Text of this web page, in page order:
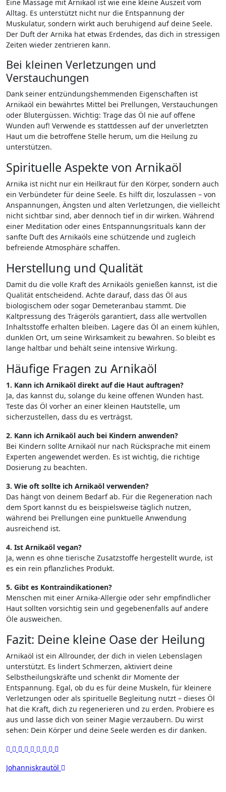
Eine Massage mit Arnikaöl ist wie eine kleine Auszeit vom
Alltag. Es unterstützt nicht nur die Entspannung der
Muskulatur, sondern wirkt auch beruhigend auf deine Seele.
Der Duft der Arnika hat etwas Erdendes, das dich in stressigen
Zeiten wieder zentrieren kann.
Bei kleinen Verletzungen und
Verstauchungen
Dank seiner entzündungshemmenden Eigenschaften ist
Arnikaöl ein bewährtes Mittel bei Prellungen, Verstauchungen
oder Blutergüssen. Wichtig: Trage das Öl nie auf offene
Wunden auf! Verwende es stattdessen auf der unverletzten
Haut um die betroffene Stelle herum, um die Heilung zu
unterstützen.
Spirituelle Aspekte von Arnikaöl
Arnika ist nicht nur ein Heilkraut für den Körper, sondern auch
ein Verbündeter für deine Seele. Es hilft dir, loszulassen – von
Anspannungen, Ängsten und alten Verletzungen, die vielleicht
nicht sichtbar sind, aber dennoch tief in dir wirken. Während
einer Meditation oder eines Entspannungsrituals kann der
sanfte Duft des Arnikaöls eine schützende und zugleich
befreiende Atmosphäre schaffen.
Herstellung und Qualität
Damit du die volle Kraft des Arnikaöls genießen kannst, ist die
Qualität entscheidend. Achte darauf, dass das Öl aus
biologischem oder sogar Demeteranbau stammt. Die
Kaltpressung des Trägeröls garantiert, dass alle wertvollen
Inhaltsstoffe erhalten bleiben. Lagere das Öl an einem kühlen,
dunklen Ort, um seine Wirksamkeit zu bewahren. So bleibt es
lange haltbar und behält seine intensive Wirkung.
Häufige Fragen zu Arnikaöl
1. Kann ich Arnikaöl direkt auf die Haut auftragen?
Ja, das kannst du, solange du keine offenen Wunden hast.
Teste das Öl vorher an einer kleinen Hautstelle, um
sicherzustellen, dass du es verträgst.
2. Kann ich Arnikaöl auch bei Kindern anwenden?
Bei Kindern sollte Arnikaöl nur nach Rücksprache mit einem
Experten angewendet werden. Es ist wichtig, die richtige
Dosierung zu beachten.
3. Wie oft sollte ich Arnikaöl verwenden?
Das hängt von deinem Bedarf ab. Für die Regeneration nach
dem Sport kannst du es beispielsweise täglich nutzen,
während bei Prellungen eine punktuelle Anwendung
ausreichend ist.
4. Ist Arnikaöl vegan?
Ja, wenn es ohne tierische Zusatzstoffe hergestellt wurde, ist
es ein rein pflanzliches Produkt.
5. Gibt es Kontraindikationen?
Menschen mit einer Arnika-Allergie oder sehr empfindlicher
Haut sollten vorsichtig sein und gegebenenfalls auf andere
Öle ausweichen.
Fazit: Deine kleine Oase der Heilung
Arnikaöl ist ein Allrounder, der dich in vielen Lebenslagen
unterstützt. Es lindert Schmerzen, aktiviert deine
Selbstheilungskräfte und schenkt dir Momente der
Entspannung. Egal, ob du es für deine Muskeln, für kleinere
Verletzungen oder als spirituelle Begleitung nutzt – dieses Öl
hat die Kraft, dich zu regenerieren und zu erden. Probiere es
aus und lasse dich von seiner Magie verzaubern. Du wirst
sehen: Dein Körper und deine Seele werden es dir danken.
Beitragsnavigation
Johanniskrautöl